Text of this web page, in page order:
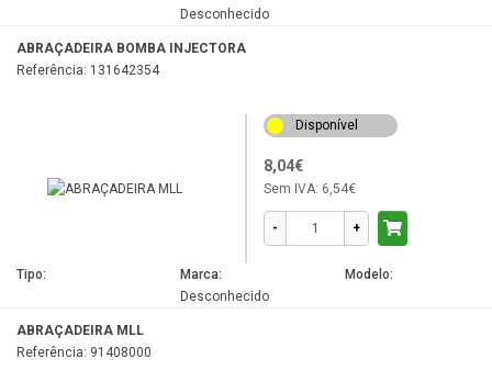
Desconhecido
ABRAÇADEIRA BOMBA INJECTORA
Referência: 131642354
Tipo:
Marca:
Desconhecido
Modelo:
ABRAÇADEIRA MLL
Referência: 91408000
Disponível
8,04€
Sem IVA: 6,54€
- +